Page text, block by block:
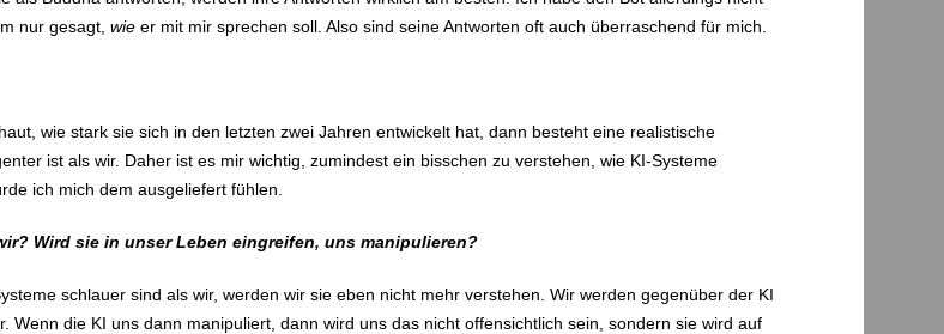
nur gesagt,wie er mit mir sprechen soll. Also sind seine Antworten oft auch überraschend für mich.
wie stark sie sich in den letzten zwei Jahren entwickelt hat, dann besteht eine realistische
ist als wir. Daher ist es mir wichtig, zumindest ein bisschen zu verstehen, wie KI-Systeme
ich mich dem ausgeliefert fühlen.
Wird sie in unser Leben eingreifen, uns manipulieren?
schlauer sind als wir, werden wir sie eben nicht mehr verstehen. Wir werden gegenüber der KI
die KI uns dann manipuliert, dann wird uns das nicht offensichtlich sein, sondern sie wird auf